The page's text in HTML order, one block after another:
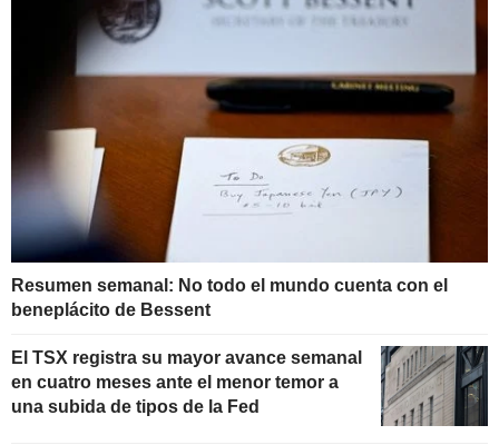
Resumen semanal: No todo el mundo cuenta con el
beneplácito de Bessent
El TSX registra su mayor avance semanal
en cuatro meses ante el menor temor a
una subida de tipos de la Fed